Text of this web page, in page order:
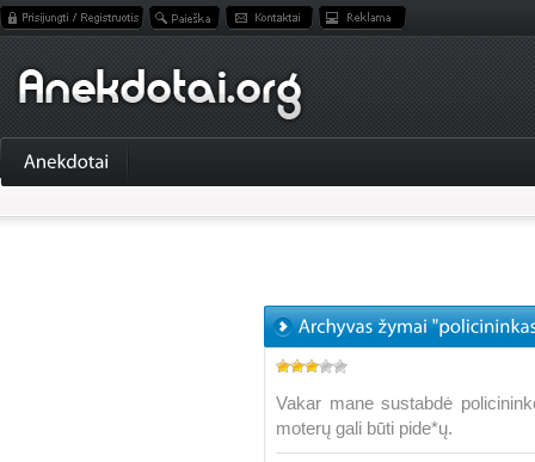
Vakar mane sustabdė
moterų gali būti pide*ų.